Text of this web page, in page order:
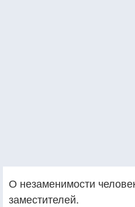
О незаменимости
заместителей.